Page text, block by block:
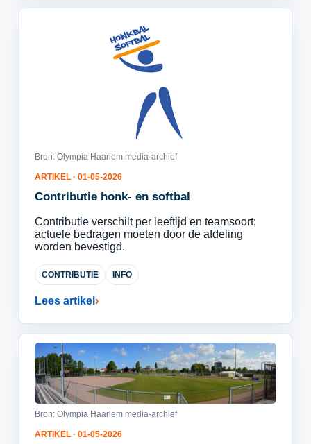
Bron: Olympia Haarlem media-archief
ARTIKEL · 01-05-2026
Contributie honk- en softbal
Contributie verschilt per leeftijd en teamsoort;
actuele bedragen moeten door de afdeling
worden bevestigd.
CONTRIBUTIE INFO
Lees artikel
Bron: Olympia Haarlem media-archief
ARTIKEL · 01-05-2026